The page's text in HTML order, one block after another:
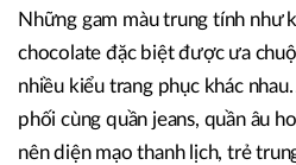
Những gam màu trung tính như
chocolate đặc biệt được ưa
nhiều kiểu trang phục khác
phối cùng quần jeans, quần âu
nên diện mạo thanh lịch, trẻ